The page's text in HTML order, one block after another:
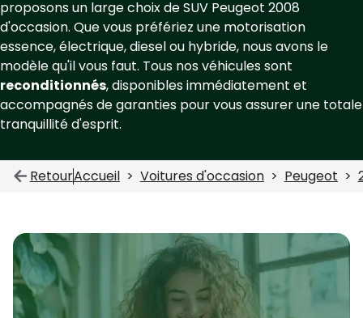
proposons un large choix de SUV Peugeot 2008
d'occasion. Que vous préfériez une motorisation
essence, électrique, diesel ou hybride, nous avons le
modèle qu'il vous faut. Tous nos véhicules sont
reconditionnés, disponibles immédiatement et
accompagnés de garanties pour vous assurer une totale
tranquillité d'esprit.
RetourAccueil Voitures d'occasion Peugeot